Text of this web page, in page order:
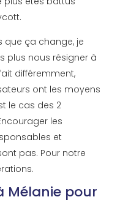
que ça change, je
plus nous résigner à
différemment,
ont les moyens
le cas des 2
les
et
pas. Pour notre
Mélanie pour